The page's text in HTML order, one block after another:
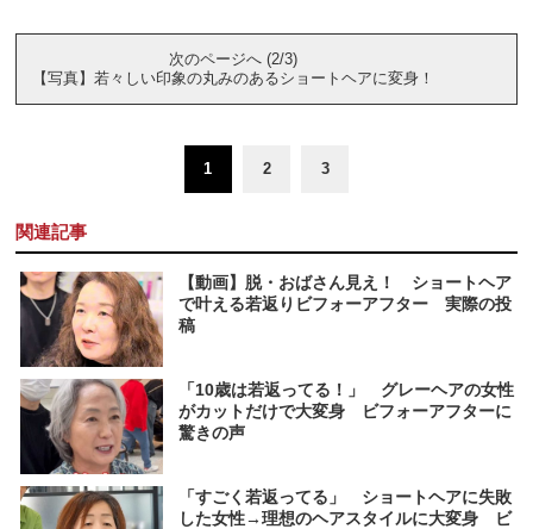
次のページへ (2/3)
【写真】若々しい印象の丸みのあるショートヘアに変身！
1 2 3
関連記事
【動画】脱・おばさん見え！ ショートヘア
で叶える若返りビフォーアフター 実際の投
稿
「10歳は若返ってる！」 グレーヘアの女性
がカットだけで大変身 ビフォーアフターに
驚きの声
「すごく若返ってる」 ショートヘアに失敗
した女性→理想のヘアスタイルに大変身 ビ